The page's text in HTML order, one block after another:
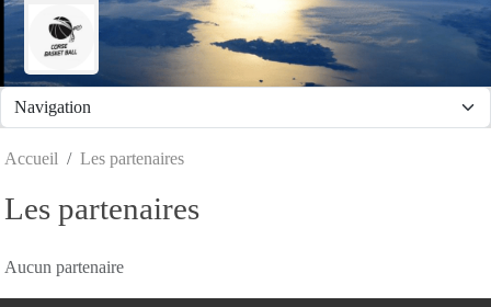
Accueil Les partenaires
Les partenaires
Aucun partenaire
Panneau de gestion des cookies